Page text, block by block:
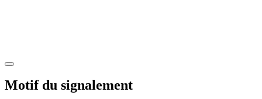
Motif du signalement